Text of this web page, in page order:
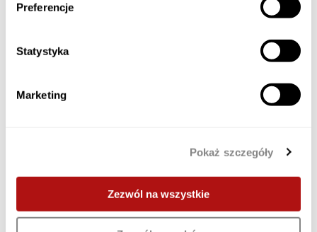
Preferencje
Statystyka
Marketing
Pokaż szczegóły
Zezwól na wszystkie
nasello garantiscono la sicurezza e proteggono dal
furto degli oggetti che si trovano al loro interno.